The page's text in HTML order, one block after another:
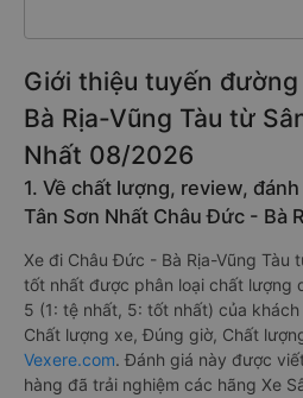
Giới thiệu tuyến
Bà Rịa-Vũng Tàu từ
Nhất 08/2026
1. Về chất lượng, review,
Tân Sơn Nhất Châu Đức - Bà
Xe đi Châu Đức - Bà Rịa-Vũng Tàu
tốt nhất được phân loại chất lượng
5 (1: tệ nhất, 5: tốt nhất) của
Chất lượng xe, Đúng giờ, Chất
Vexere.com. Đánh giá này được
hàng đã trải nghiệm các hãng Xe